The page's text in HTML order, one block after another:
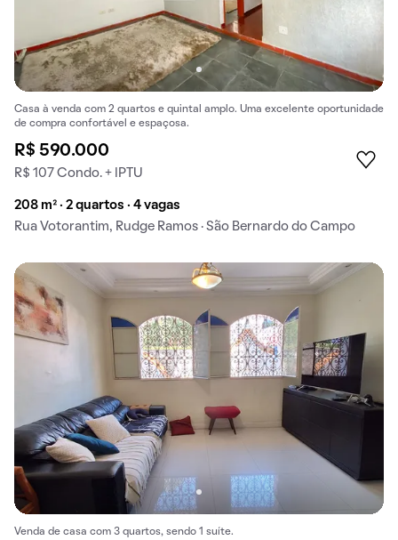
Casa à venda com 2 quartos e quintal amplo. Uma excelente oportunidade
de compra confortável e espaçosa.
R$ 590.000
R$ 107 Condo. + IPTU
208 m² · 2 quartos · 4 vagas
Rua Votorantim, Rudge Ramos · São Bernardo do Campo
Venda de casa com 3 quartos, sendo 1 suíte.